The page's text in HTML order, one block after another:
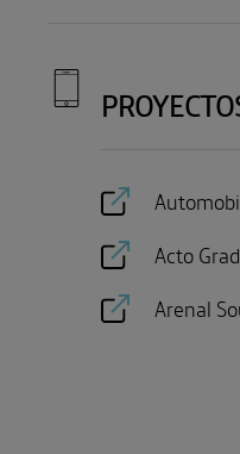
Acto
Arenal